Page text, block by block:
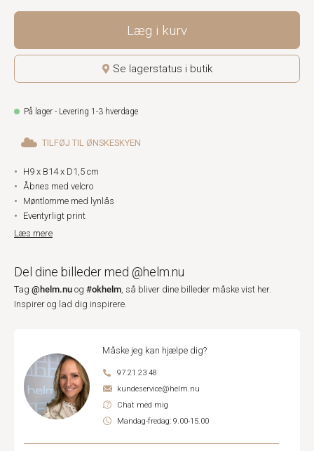
Læg i kurv
Se lagerstatus i butik
På lager - Levering 1-3 hverdage
TILFØJ TIL ØNSKESKYEN
H9 x B14 x D1,5 cm
Åbnes med velcro
Møntlomme med lynlås
Eventyrligt print
Læs mere
Del dine billeder med @helm.nu
Tag @helm.nu og #okhelm, så bliver dine billeder måske vist her.
Inspirer og lad dig inspirere.
Måske jeg kan hjælpe dig?
97 21 23 48
kundeservice@helm.nu
Chat med mig
Mandag-fredag: 9.00-15.00